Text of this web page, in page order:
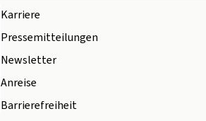
Karriere
Pressemitteilungen
Newsletter
Anreise
Barrierefreiheit